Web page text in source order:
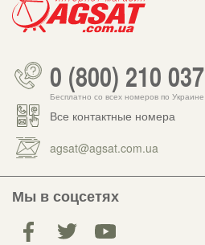
0 (800) 210 037
Бесплатно со всех номеров по Украине
Все контактные номера
agsat@agsat.com.ua
Мы в соцсетях